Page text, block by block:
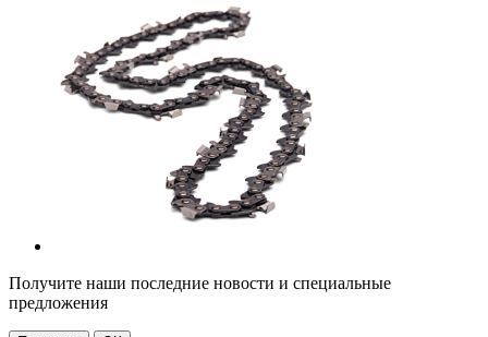
Получите наши последние новости и специальные
предложения